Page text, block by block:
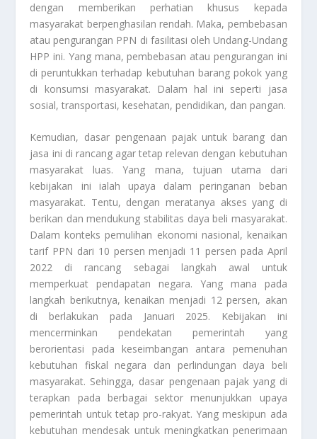
dengan memberikan perhatian khusus kepada
masyarakat berpenghasilan rendah. Maka, pembebasan
atau pengurangan PPN di fasilitasi oleh Undang-Undang
HPP ini. Yang mana, pembebasan atau pengurangan ini
di peruntukkan terhadap kebutuhan barang pokok yang
di konsumsi masyarakat. Dalam hal ini seperti jasa
sosial, transportasi, kesehatan, pendidikan, dan pangan.
Kemudian, dasar pengenaan pajak untuk barang dan
jasa ini di rancang agar tetap relevan dengan kebutuhan
masyarakat luas. Yang mana, tujuan utama dari
kebijakan ini ialah upaya dalam peringanan beban
masyarakat. Tentu, dengan meratanya akses yang di
berikan dan mendukung stabilitas daya beli masyarakat.
Dalam konteks pemulihan ekonomi nasional, kenaikan
tarif PPN dari 10 persen menjadi 11 persen pada April
2022 di rancang sebagai langkah awal untuk
memperkuat pendapatan negara. Yang mana pada
langkah berikutnya, kenaikan menjadi 12 persen, akan
di berlakukan pada Januari 2025. Kebijakan ini
mencerminkan pendekatan pemerintah yang
berorientasi pada keseimbangan antara pemenuhan
kebutuhan fiskal negara dan perlindungan daya beli
masyarakat. Sehingga, dasar pengenaan pajak yang di
terapkan pada berbagai sektor menunjukkan upaya
pemerintah untuk tetap pro-rakyat. Yang meskipun ada
kebutuhan mendesak untuk meningkatkan penerimaan